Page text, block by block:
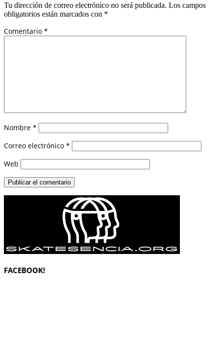
Tu dirección de correo electrónico no será publicada. Los campos
obligatorios están marcados con *
Comentario *
Nombre *
Correo electrónico *
Web
FACEBOOK!